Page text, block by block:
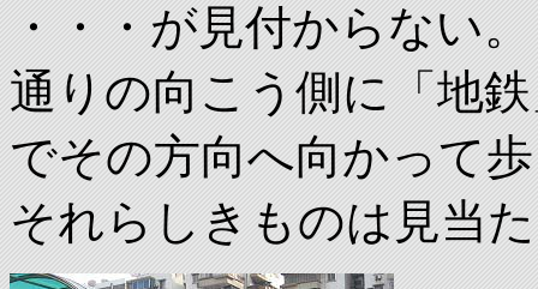
・・・が見付からない。
通りの向こう側に「地
でその方向へ向かって
それらしきものは見当